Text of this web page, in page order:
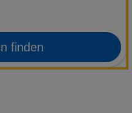
finden